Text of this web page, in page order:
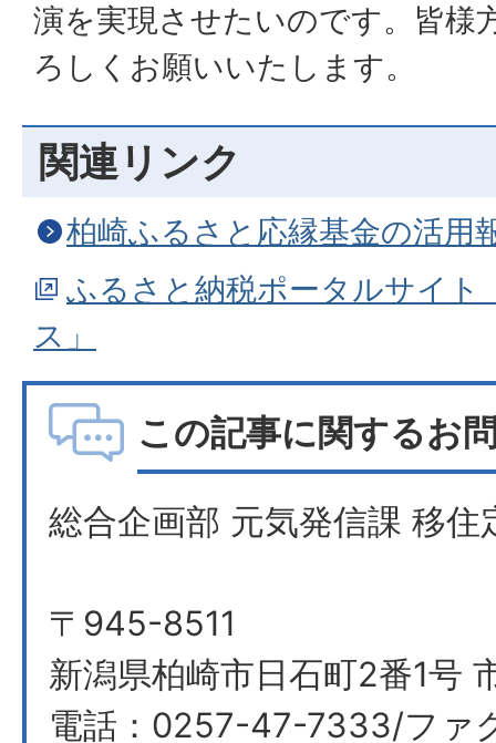
演を実現させたいのです。皆様
ろしくお願いいたします。
関連リンク
柏崎ふるさと応縁基金の活用
ふるさと納税ポータルサイト
ス」
この記事に関するお
総合企画部 元気発信課 移住
〒945-8511
新潟県柏崎市日石町2番1号
電話：0257-47-7333/ファ